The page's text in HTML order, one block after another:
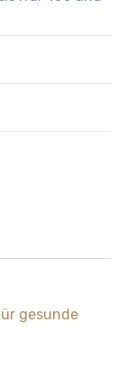
gesunde